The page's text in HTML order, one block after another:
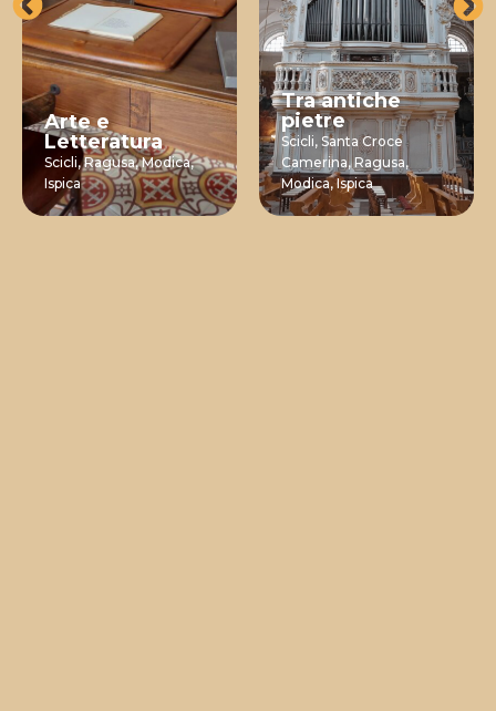
Arte e
Letteratura
Scicli,Ragusa,Modica,
Ispica
Tra antiche
pietre
Scicli, Santa Croce
Camerina,Ragusa,
Modica,Ispica